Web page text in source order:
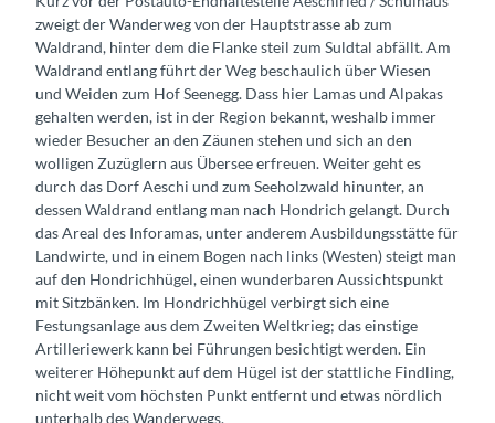
zweigt der Wanderweg von der Hauptstrasse ab zum
Waldrand, hinter dem die Flanke steil zum Suldtal abfällt. Am
Waldrand entlang führt der Weg beschaulich über Wiesen
und Weiden zum Hof Seenegg. Dass hier Lamas und Alpakas
gehalten werden, ist in der Region bekannt, weshalb immer
wieder Besucher an den Zäunen stehen und sich an den
wolligen Zuzüglern aus Übersee erfreuen. Weiter geht es
durch das Dorf Aeschi und zum Seeholzwald hinunter, an
dessen Waldrand entlang man nach Hondrich gelangt. Durch
das Areal des Inforamas, unter anderem Ausbildungsstätte für
Landwirte, und in einem Bogen nach links (Westen) steigt man
auf den Hondrichhügel, einen wunderbaren Aussichtspunkt
mit Sitzbänken. Im Hondrichhügel verbirgt sich eine
Festungsanlage aus dem Zweiten Weltkrieg; das einstige
Artilleriewerk kann bei Führungen besichtigt werden. Ein
weiterer Höhepunkt auf dem Hügel ist der stattliche Findling,
nicht weit vom höchsten Punkt entfernt und etwas nördlich
unterhalb des Wanderwegs.